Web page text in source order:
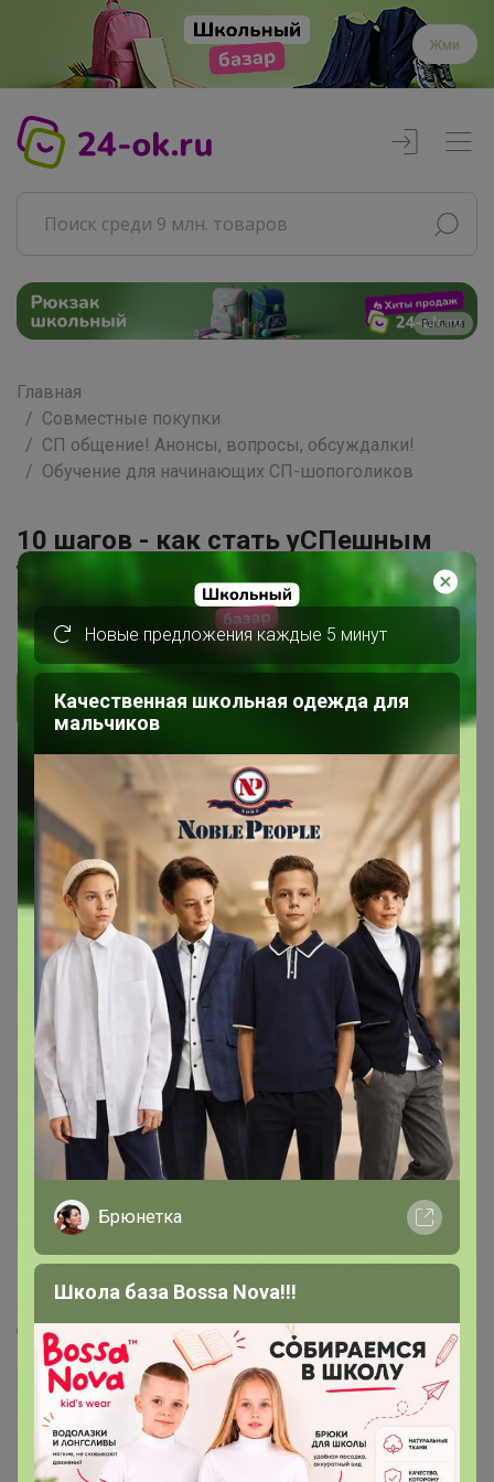
Жми
Реклама
Главная
Совместные покупки
СП общение! Анонсы, вопросы, обсуждалки!
Обучение для начинающих СП-шопоголиков
10 шагов - как стать уСПешным
участником закупок?
ОлесяДм 7 августа, 2012 13:16
Ответить
2 3 4
Показаны записи21-30из
Scorpion
Великий магистр
21 июня, 2016 10:49
подскажите пожалуйста почему у меня на каждый
переход страницами просится авторизация?
ставила запомнить.так должно быть или нет?
— "викундик"
Добрый день!
Добрый день уважаемые участники клуба!
С вероятностью 99% мы установили причину
Новые предложения каждые 5 минут
Качественная школьная одежда для
мальчиков
Брюнетка
Школа база Bossa Nova!!!